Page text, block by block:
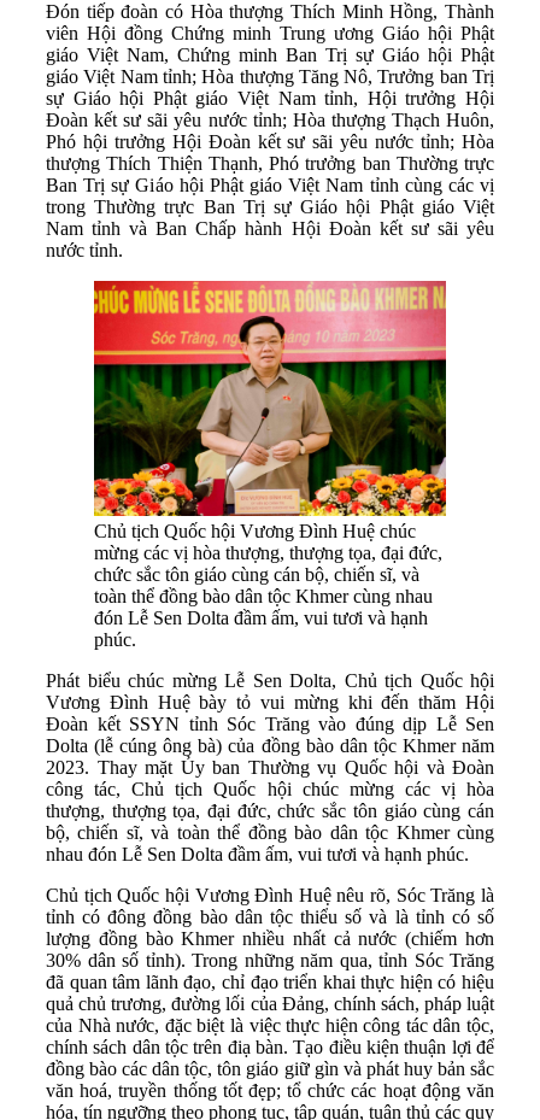
Đón tiếp đoàn có Hòa thượng Thích Minh Hồng, Thành
viên Hội đồng Chứng minh Trung ương Giáo hội Phật
giáo Việt Nam, Chứng minh Ban Trị sự Giáo hội Phật
giáo Việt Nam tỉnh; Hòa thượng Tăng Nô, Trưởng ban Trị
sự Giáo hội Phật giáo Việt Nam tỉnh, Hội trưởng Hội
Đoàn kết sư sãi yêu nước tỉnh; Hòa thượng Thạch Huôn,
Phó hội trưởng Hội Đoàn kết sư sãi yêu nước tỉnh; Hòa
thượng Thích Thiện Thạnh, Phó trưởng ban Thường trực
Ban Trị sự Giáo hội Phật giáo Việt Nam tỉnh cùng các vị
trong Thường trực Ban Trị sự Giáo hội Phật giáo Việt
Nam tỉnh và Ban Chấp hành Hội Đoàn kết sư sãi yêu
nước tỉnh.
Chủ tịch Quốc hội Vương Đình Huệ chúc
mừng các vị hòa thượng, thượng tọa, đại đức,
chức sắc tôn giáo cùng cán bộ, chiến sĩ, và
toàn thể đồng bào dân tộc Khmer cùng nhau
đón Lễ Sen Dolta đầm ấm, vui tươi và hạnh
phúc.
Phát biểu chúc mừng Lễ Sen Dolta, Chủ tịch Quốc hội
Vương Đình Huệ bày tỏ vui mừng khi đến thăm Hội
Đoàn kết SSYN tỉnh Sóc Trăng vào đúng dịp Lễ Sen
Dolta (lễ cúng ông bà) của đồng bào dân tộc Khmer năm
2023. Thay mặt Ủy ban Thường vụ Quốc hội và Đoàn
công tác, Chủ tịch Quốc hội chúc mừng các vị hòa
thượng, thượng tọa, đại đức, chức sắc tôn giáo cùng cán
bộ, chiến sĩ, và toàn thể đồng bào dân tộc Khmer cùng
nhau đón Lễ Sen Dolta đầm ấm, vui tươi và hạnh phúc.
Chủ tịch Quốc hội Vương Đình Huệ nêu rõ, Sóc Trăng là
tỉnh có đông đồng bào dân tộc thiểu số và là tỉnh có số
lượng đồng bào Khmer nhiều nhất cả nước (chiếm hơn
30% dân số tỉnh). Trong những năm qua, tỉnh Sóc Trăng
đã quan tâm lãnh đạo, chỉ đạo triển khai thực hiện có hiệu
quả chủ trương, đường lối của Đảng, chính sách, pháp luật
của Nhà nước, đặc biệt là việc thực hiện công tác dân tộc,
chính sách dân tộc trên điạ bàn. Tạo điều kiện thuận lợi để
đồng bào các dân tộc, tôn giáo giữ gìn và phát huy bản sắc
văn hoá, truyền thống tốt đẹp; tổ chức các hoạt động văn
hóa, tín ngưỡng theo phong tục, tập quán, tuân thủ các quy